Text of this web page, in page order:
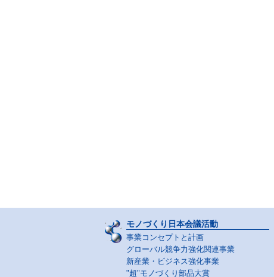
モノづくり日本会議活動
事業コンセプトと計画
グローバル競争力強化関連事業
新産業・ビジネス強化事業
"超"モノづくり部品大賞